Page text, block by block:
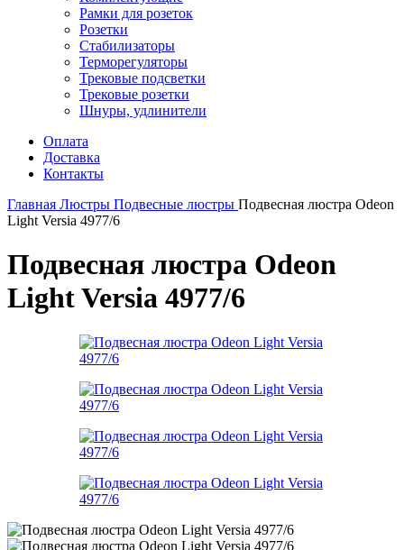
Рамки для розеток
Розетки
Стабилизаторы
Терморегуляторы
Трековые подсветки
Трековые розетки
Шнуры, удлинители
Оплата
Доставка
Контакты
Главная Люстры Подвесные люстры Подвесная люстра Odeon
Light Versia 4977/6
Подвесная люстра Odeon
Light Versia 4977/6